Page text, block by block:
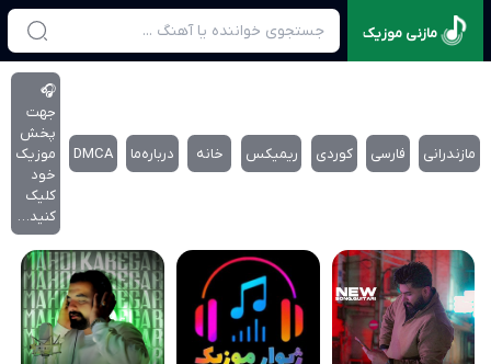
مازنی موزیک
مازندرانی فارسی کوردی ریمیکس خانه درباره‌‌ما DMCA
🎧
جهت
پخش
موزیک
خود
کلیک
کنید…